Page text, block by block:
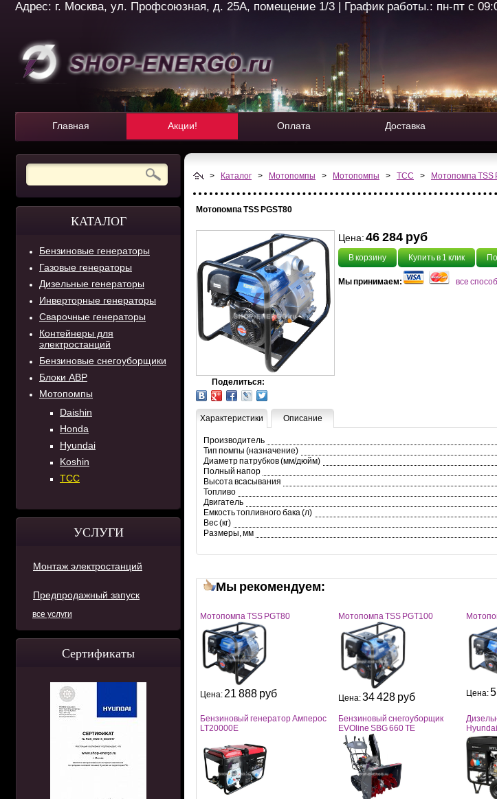
Адрес: г. Москва, ул. Профсоюзная, д. 25А, помещение 1/3 | График работы.: пн-пт с
Главная Акции! Оплата Доставка
КАТАЛОГ
Бензиновые генераторы
Газовые генераторы
Дизельные генераторы
Инверторные генераторы
Сварочные генераторы
Контейнеры для
электростанций
Бензиновые снегоуборщики
Блоки АВР
Мотопомпы
Daishin
Honda
Hyundai
Koshin
ТСС
УСЛУГИ
Монтаж электростанций
Предпродажный запуск
все услуги
Сертификаты
> Каталог > Мотопомпы > Мотопомпы > ТСС > Мотопомпа TSS
Мотопомпа TSS PGST80
Цена:46 284 руб
В корзину Купить в 1 клик
Мы принимаем: все
Поделиться:
Характеристики Описание
Производитель
Тип помпы (назначение)
Диаметр патрубков (мм/дюйм)
Полный напор
Высота всасывания
Топливо
Двигатель
Емкость топливного бака (л)
Вес (кг)
Размеры, мм
Мы рекомендуем:
Мотопомпа TSS PGT80
Цена: 21 888 руб
Мотопомпа TSS PGT100
Цена:34 428 руб Цена:
Бензиновый генератор Амперос
LT20000E
Бензиновый снегоуборщик
EVOline SBG 660 TE